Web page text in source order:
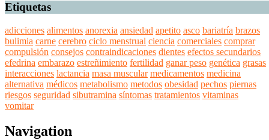
Navigation
Etiquetas
adicciones alimentos anorexia ansiedad apetito asco bariatría brazos
bulimia carne cerebro ciclo menstrual ciencia comerciales comprar
compulsión consejos contraindicaciones dientes efectos secundarios
efedrina embarazo estreñimiento fertilidad ganar peso genética grasas
interacciones lactancia masa muscular medicamentos medicina
alternativa médicos metabolismo metodos obesidad pechos piernas
riesgos seguridad sibutramina síntomas tratamientos vitaminas
vomitar